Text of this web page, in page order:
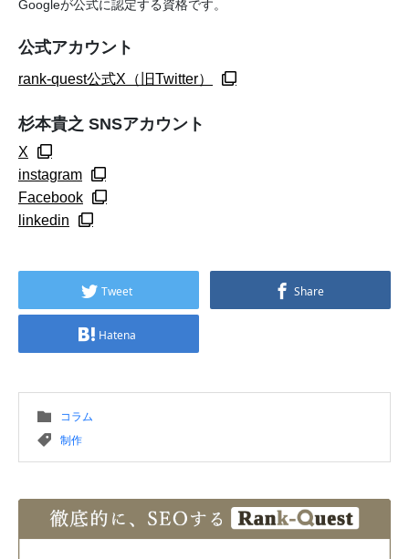
Googleが公式に認定する資格です。
公式アカウント
rank-quest公式X（旧Twitter）
杉本貴之 SNSアカウント
X
instagram
Facebook
linkedin
Tweet Share
Hatena
コラム
制作